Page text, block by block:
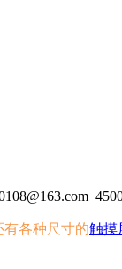
各种尺寸的触摸